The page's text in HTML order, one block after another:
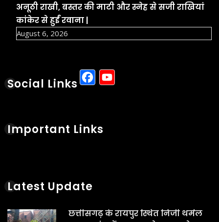
अनूठी राखी, बस्तर की माटी और स्नेह से सजी राखियां
कांकेर से हुईं रवाना |
August 6, 2026
Social Links Facebook
Important Links
Latest Update
छत्तीसगढ़ के रायपुर स्थित निजी थर्मल